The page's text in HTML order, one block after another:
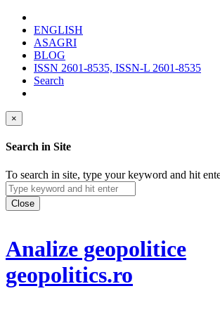
ENGLISH
ASAGRI
BLOG
ISSN 2601-8535, ISSN-L 2601-8535
Search
×
Search in Site
To search in site, type your keyword and hit
Close
Analize geopolitice
geopolitics.ro